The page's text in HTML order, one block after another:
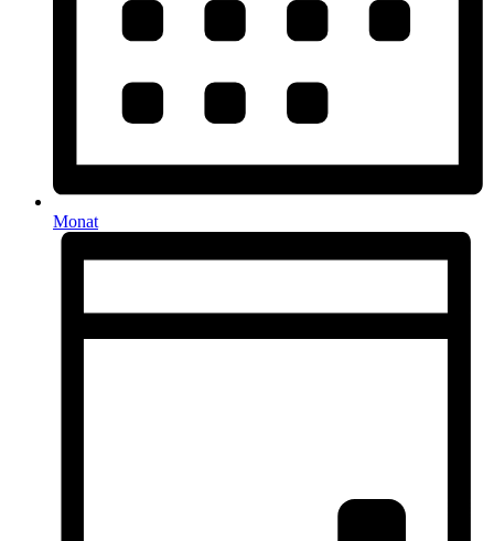
Monat